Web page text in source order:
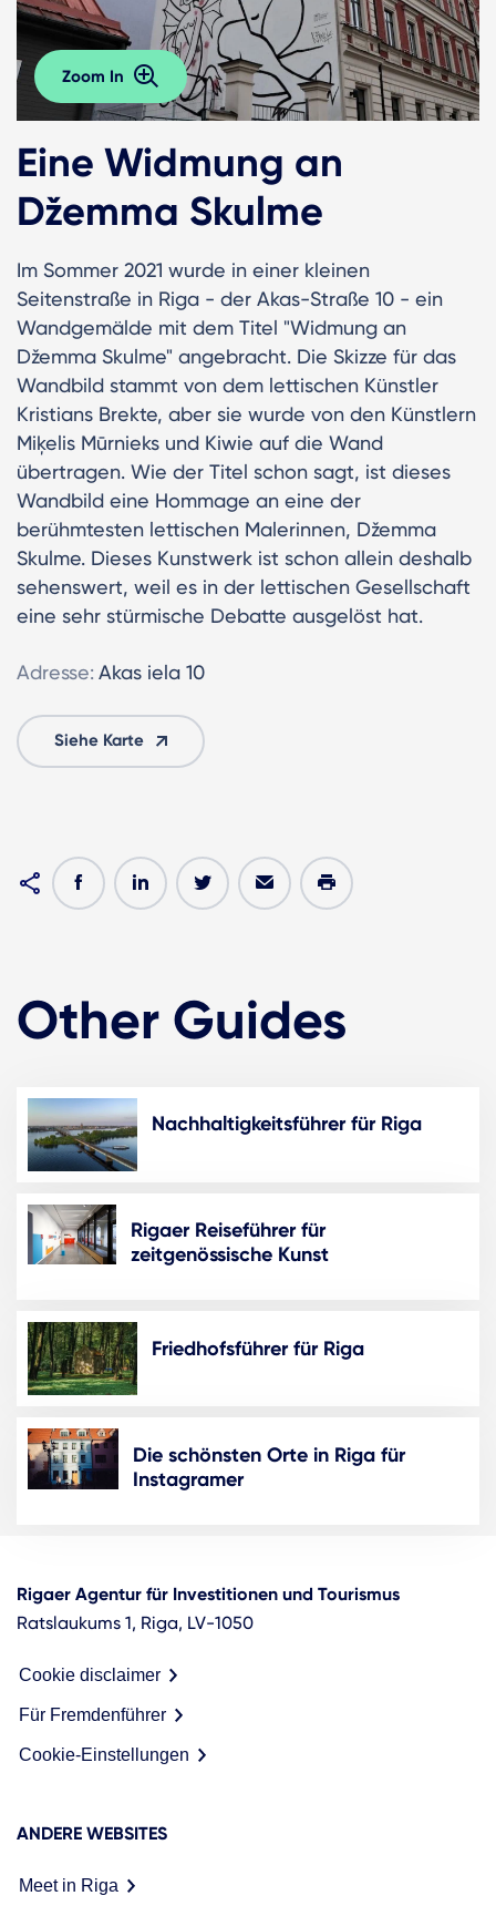
Zoom In
Eine Widmung an
Džemma Skulme
Im Sommer 2021 wurde in einer kleinen
Seitenstraße in Riga - der Akas-Straße 10 - ein
Wandgemälde mit dem Titel "Widmung an
Džemma Skulme" angebracht. Die Skizze für das
Wandbild stammt von dem lettischen Künstler
Kristians Brekte, aber sie wurde von den Künstlern
Miķelis Mūrnieks und Kiwie auf die Wand
übertragen. Wie der Titel schon sagt, ist dieses
Wandbild eine Hommage an eine der
berühmtesten lettischen Malerinnen, Džemma
Skulme. Dieses Kunstwerk ist schon allein deshalb
sehenswert, weil es in der lettischen Gesellschaft
eine sehr stürmische Debatte ausgelöst hat.
Adresse: Akas iela 10
Siehe Karte
Other Guides
Nachhaltigkeitsführer für Riga
Rigaer Reiseführer für
zeitgenössische Kunst
Friedhofsführer für Riga
Die schönsten Orte in Riga für
Instagramer
Rigaer Agentur für Investitionen und Tourismus
Ratslaukums 1, Riga, LV-1050
Cookie disclaimer
Für Fremdenführer
Cookie-Einstellungen
ANDERE WEBSITES
Meet in Riga